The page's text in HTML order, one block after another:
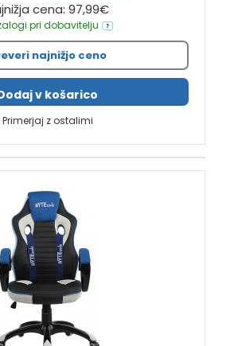
cena: 97,99€
pri dobavitelju
najnižjo ceno
v košarico
Primerjaj z ostalimi